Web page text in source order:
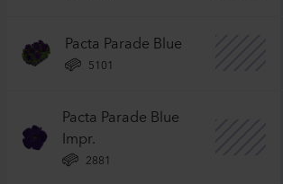
Pacta Parade Blue
5101
Pacta Parade Blue
Impr.
2881